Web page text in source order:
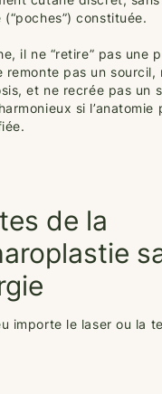
(“poches”) constituée.
il ne “retire” pas une
remonte pas un sourcil,
et ne recrée pas un
si l’anatomie
de la
importe le laser ou la